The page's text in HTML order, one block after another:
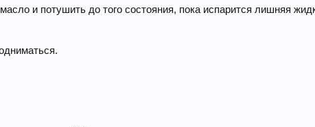
и потушить до того состояния, пока испарится лишняя